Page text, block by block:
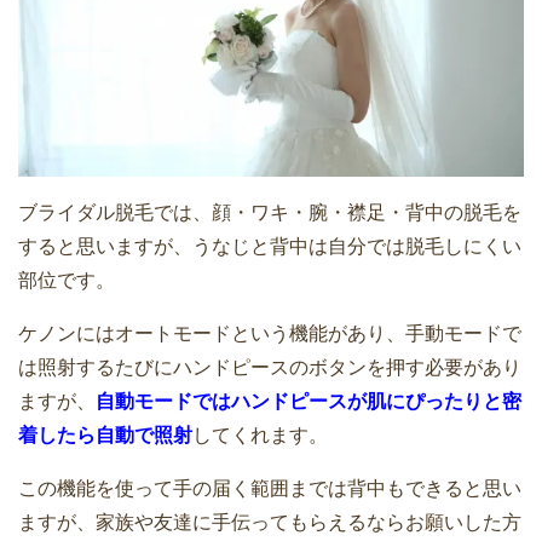
家庭用脱毛器ケノンの購入を悩んでる方
へ｜購入の決め手や実際の効果は？
家庭用脱毛器ケノンで効果を出すための
9つのポイントと使い方
ケノンの美顔器の使い方！レベル･頻度･
シミへの効果など実際の感想
中学生の女の子の脇(わき)脱毛体験記｜
家庭用脱毛器ケノンでムダ毛処理
ケノンは本当におすすめ？｜メリットや
デメリットについて
ブライダル脱毛では、顔・ワキ・腕・襟足・背中の脱毛を
すると思いますが、うなじと背中は自分では脱毛しにくい
部位です。
ケノンにはオートモードという機能があり、手動モードで
は照射するたびにハンドピースのボタンを押す必要があり
ますが、
自動モードではハンドピースが肌にぴったりと密
着したら自動で照射してくれます。
この機能を使って手の届く範囲までは背中もできると思い
ますが、家族や友達に手伝ってもらえるならお願いした方